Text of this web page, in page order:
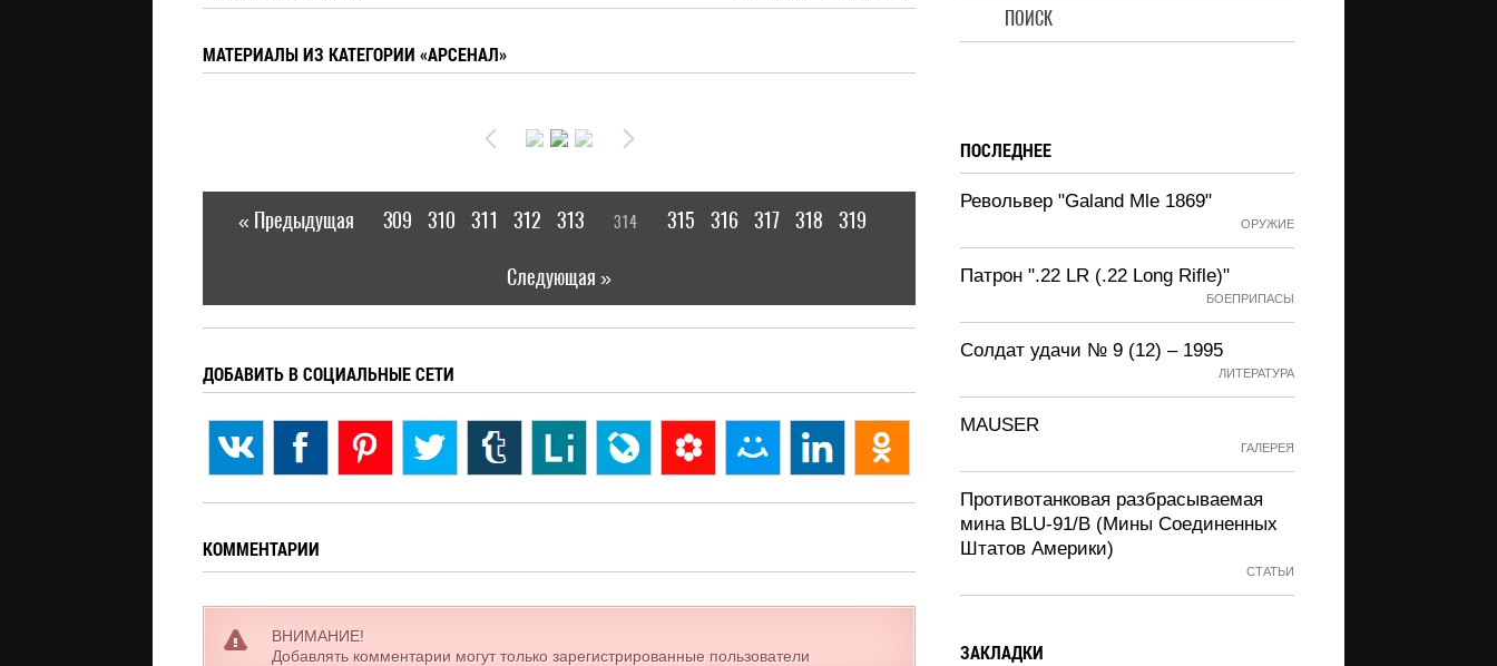
ПОИСК
МАТЕРИАЛЫ ИЗ КАТЕГОРИИ «АРСЕНАЛ»
« Предыдущая 309 310 311 312 313 314 315 316 317 318 319
Следующая »
ДОБАВИТЬ В СОЦИАЛЬНЫЕ СЕТИ
КОММЕНТАРИИ
ВНИМАНИЕ!
Добавлять комментарии могут только зарегистрированные пользователи
ПОСЛЕДНЕЕ
Револьвер "Galand Mle 1869"
ОРУЖИЕ
Патрон ".22 LR (.22 Long Rifle)"
БОЕПРИПАСЫ
Солдат удачи № 9 (12) – 1995
ЛИТЕРАТУРА
MAUSER
ГАЛЕРЕЯ
Противотанковая разбрасываемая
мина BLU-91/B (Мины Соединенных
Штатов Америки)
СТАТЬИ
ЗАКЛАДКИ